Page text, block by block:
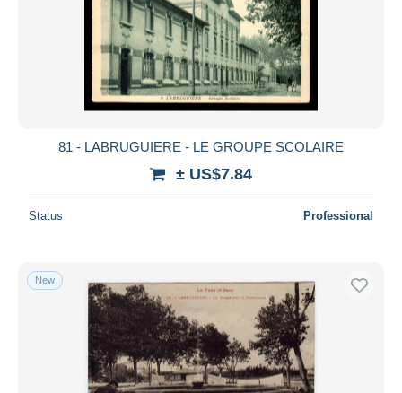
81 - LABRUGUIERE - LE GROUPE SCOLAIRE
± US$7.84
Status Professional
New